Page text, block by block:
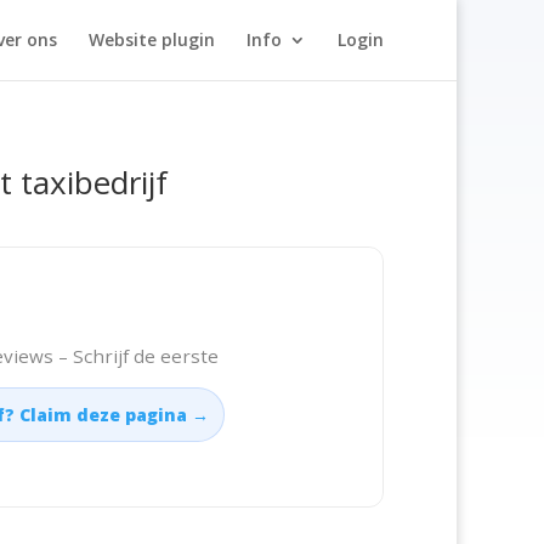
ons Website plugin Info Login
taxibedrijf
– Schrijf de eerste
Claim deze pagina →